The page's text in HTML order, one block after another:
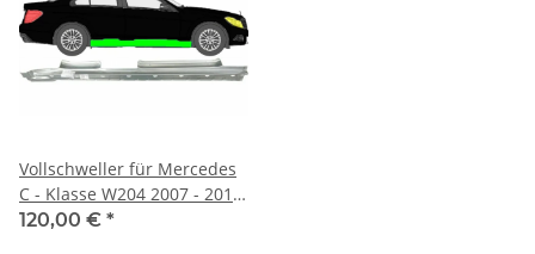
Vollschweller für Mercedes
C - Klasse W204 2007 - 2014
rechts
120,00 € *